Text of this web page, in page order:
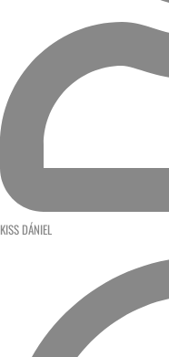
KISS DÁNIEL